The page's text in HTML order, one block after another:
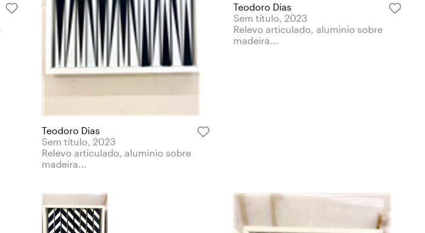
Teodoro Dias
Sem título, 2023
Relevo articulado, aluminio sobre
madeira...
Teodoro Dias
Sem título, 2023
Relevo articulado, aluminio sobre
madeira...